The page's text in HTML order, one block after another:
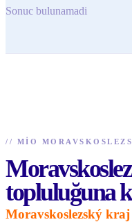
Sonuc bulunamadi
// MIO
topluluğuna
Moravskoslezský kraj